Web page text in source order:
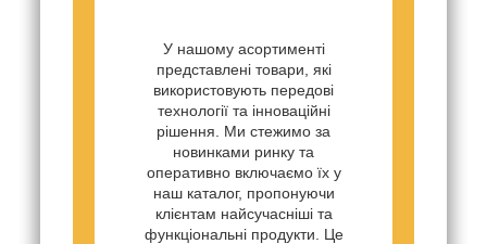
У нашому асортименті
представлені товари, які
використовують передові
технології та інноваційні
рішення. Ми стежимо за
новинками ринку та
оперативно включаємо їх у
наш каталог, пропонуючи
клієнтам найсучасніші та
функціональні продукти. Це